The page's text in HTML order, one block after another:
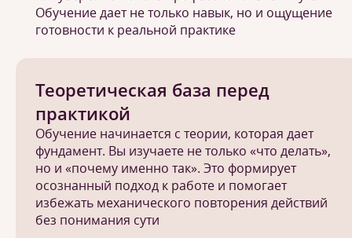
Теоретическая база перед
практикой
Обучение начинается с теории, которая дает
фундамент. Вы изучаете не только «что делать»,
но и «почему именно так». Это формирует
осознанный подход к работе и помогает
избежать механического повторения действий
без понимания сути
Обучение дает не только навык, но и ощущение
готовности к реальной практике